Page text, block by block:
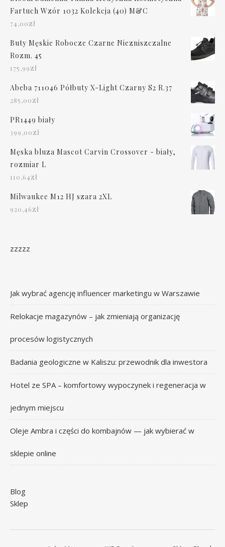
Fartuch Wzór 1032 Kolekcja (40) M&C
74,00zł
Buty Męskie Robocze Czarne Niezniszczalne
Rozm. 45
175,99zł
Abeba 711046 Półbuty X-Light Czarny S2 R.37
285,00zł
PR1449 biały
399,00zł
Męska bluza Mascot Carvin Crossover - biały,
rozmiar L
110,64zł
Milwaukee M12 HJ szara 2XL
920,46zł
zzzzz
Jak wybrać agencję influencer marketingu w Warszawie
Relokacje magazynów – jak zmieniają organizację
procesów logistycznych
Badania geologiczne w Kaliszu: przewodnik dla inwestora
Hotel ze SPA – komfortowy wypoczynek i regeneracja w
jednym miejscu
Oleje Ambra i części do kombajnów — jak wybierać w
sklepie online
Blog
Sklep